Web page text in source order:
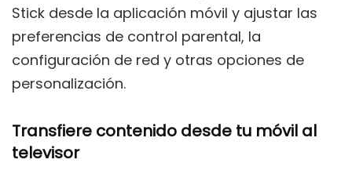
Stick desde la aplicación móvil y ajustar las
preferencias de control parental, la
configuración de red y otras opciones de
personalización.
Transfiere contenido desde tu móvil al
televisor